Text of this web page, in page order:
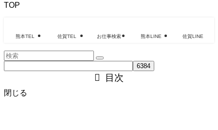
TOP
熊本TEL 佐賀TEL お仕事検索 熊本LINE 佐賀LINE
目次
閉じる